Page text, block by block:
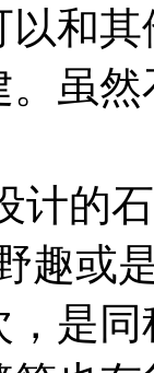
和
虽
的石
趣或
，是